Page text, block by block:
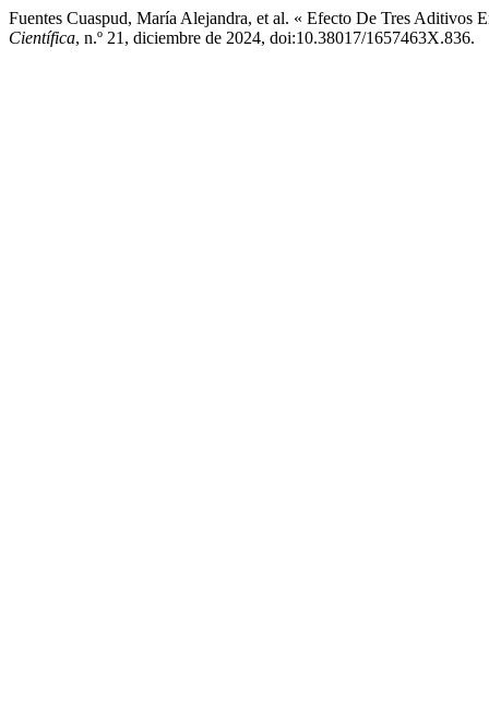
Fuentes Cuaspud, María Alejandra, et al. « Efecto De Tres
Científica, n.º 21, diciembre de 2024, doi:10.38017/1657463X.836.